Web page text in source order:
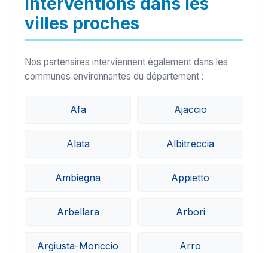
villes proches
Nos partenaires interviennent également dans les
communes environnantes du département :
Afa Ajaccio
Alata Albitreccia
Ambiegna Appietto
Arbellara Arbori
Argiusta-Moriccio Arro